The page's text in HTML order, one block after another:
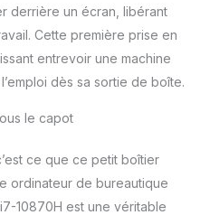
lecture et
fichiers plus
que disque
meilleur choix pour
mini pc durable. Une
2,5
Suffisamment
pour exécuter
ce que vous voulez,
derrière un écran, libérant
Cette première prise en
entrevoir une machine
dès sa sortie de boîte.
le capot
ce que ce petit boîtier
ordinateur de bureautique
10870H est une véritable